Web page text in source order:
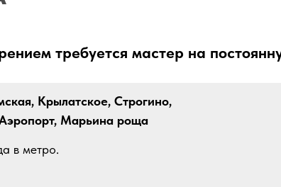
в метро.
требуется мастер на
Крылатское, Строгино,
Марьина роща